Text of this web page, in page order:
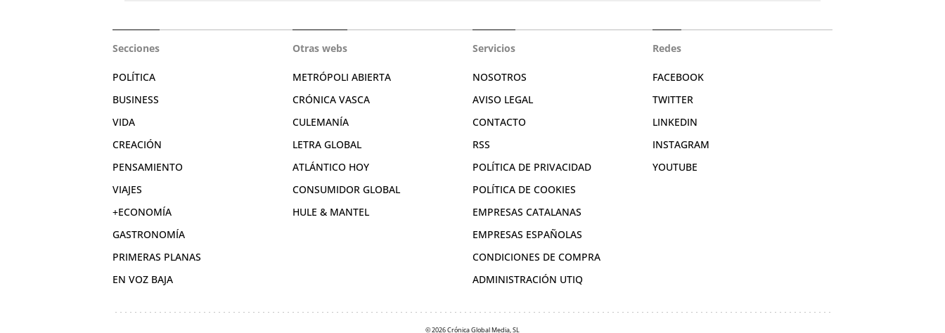
Secciones
POLÍTICA
BUSINESS
VIDA
CREACIÓN
PENSAMIENTO
VIAJES
+ECONOMÍA
GASTRONOMÍA
PRIMERAS PLANAS
EN VOZ BAJA
Otras webs
METRÓPOLI ABIERTA
CRÓNICA VASCA
CULEMANÍA
LETRA GLOBAL
ATLÁNTICO HOY
CONSUMIDOR GLOBAL
HULE & MANTEL
Servicios
NOSOTROS
AVISO LEGAL
CONTACTO
RSS
POLÍTICA DE PRIVACIDAD
POLÍTICA DE COOKIES
EMPRESAS CATALANAS
EMPRESAS ESPAÑOLAS
CONDICIONES DE COMPRA
ADMINISTRACIÓN UTIQ
Redes
FACEBOOK
TWITTER
LINKEDIN
INSTAGRAM
YOUTUBE
© 2026 Crónica Global Media, SL